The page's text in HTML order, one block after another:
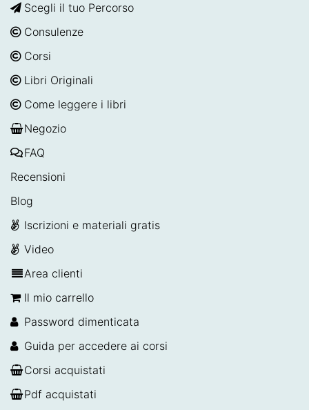
Scegli il tuo Percorso
Consulenze
Corsi
Libri Originali
Come leggere i libri
Negozio
FAQ
Recensioni
Blog
Iscrizioni e materiali gratis
Video
Area clienti
Il mio carrello
Password dimenticata
Guida per accedere ai corsi
Corsi acquistati
Pdf acquistati